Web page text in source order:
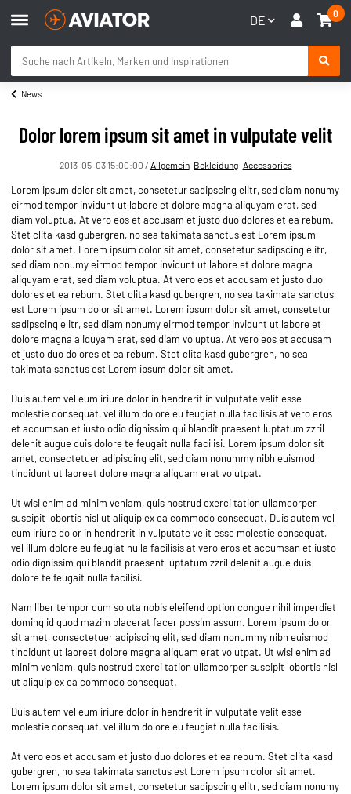
DE 0
News
Dolor lorem ipsum sit amet in vulputate velit
2013-05-03 15:00:00 / Allgemein Bekleidung Accessories
Lorem ipsum dolor sit amet, consetetur sadipscing elitr, sed diam nonumy
eirmod tempor invidunt ut labore et dolore magna aliquyam erat, sed
diam voluptua. At vero eos et accusam et justo duo dolores et ea rebum.
Stet clita kasd gubergren, no sea takimata sanctus est Lorem ipsum
dolor sit amet. Lorem ipsum dolor sit amet, consetetur sadipscing elitr,
sed diam nonumy eirmod tempor invidunt ut labore et dolore magna
aliquyam erat, sed diam voluptua. At vero eos et accusam et justo duo
dolores et ea rebum. Stet clita kasd gubergren, no sea takimata sanctus
est Lorem ipsum dolor sit amet. Lorem ipsum dolor sit amet, consetetur
sadipscing elitr, sed diam nonumy eirmod tempor invidunt ut labore et
dolore magna aliquyam erat, sed diam voluptua. At vero eos et accusam
et justo duo dolores et ea rebum. Stet clita kasd gubergren, no sea
takimata sanctus est Lorem ipsum dolor sit amet.
Duis autem vel eum iriure dolor in hendrerit in vulputate velit esse
molestie consequat, vel illum dolore eu feugiat nulla facilisis at vero eros
et accumsan et iusto odio dignissim qui blandit praesent luptatum zzril
delenit augue duis dolore te feugait nulla facilisi. Lorem ipsum dolor sit
amet, consectetuer adipiscing elit, sed diam nonummy nibh euismod
tincidunt ut laoreet dolore magna aliquam erat volutpat.
Ut wisi enim ad minim veniam, quis nostrud exerci tation ullamcorper
suscipit lobortis nisl ut aliquip ex ea commodo consequat. Duis autem vel
eum iriure dolor in hendrerit in vulputate velit esse molestie consequat,
vel illum dolore eu feugiat nulla facilisis at vero eros et accumsan et iusto
odio dignissim qui blandit praesent luptatum zzril delenit augue duis
dolore te feugait nulla facilisi.
Nam liber tempor cum soluta nobis eleifend option congue nihil imperdiet
doming id quod mazim placerat facer possim assum. Lorem ipsum dolor
sit amet, consectetuer adipiscing elit, sed diam nonummy nibh euismod
tincidunt ut laoreet dolore magna aliquam erat volutpat. Ut wisi enim ad
minim veniam, quis nostrud exerci tation ullamcorper suscipit lobortis nisl
ut aliquip ex ea commodo consequat.
Duis autem vel eum iriure dolor in hendrerit in vulputate velit esse
molestie consequat, vel illum dolore eu feugiat nulla facilisis.
At vero eos et accusam et justo duo dolores et ea rebum. Stet clita kasd
gubergren, no sea takimata sanctus est Lorem ipsum dolor sit amet.
Lorem ipsum dolor sit amet, consetetur sadipscing elitr, sed diam nonumy